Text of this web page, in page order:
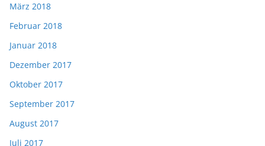
März 2018
Februar 2018
Januar 2018
Dezember 2017
Oktober 2017
September 2017
August 2017
Juli 2017